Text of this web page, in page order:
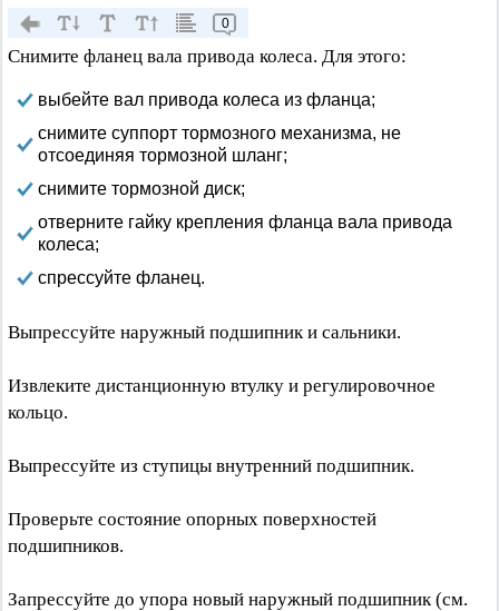
0
Снимите фланец вала привода колеса. Для этого:
выбейте вал привода колеса из фланца;
снимите суппорт тормозного механизма, не
отсоединяя тормозной шланг;
снимите тормозной диск;
отверните гайку крепления фланца вала привода
колеса;
спрессуйте фланец.
Выпрессуйте наружный подшипник и сальники.
Извлеките дистанционную втулку и регулировочное
кольцо.
Выпрессуйте из ступицы внутренний подшипник.
Проверьте состояние опорных поверхностей
подшипников.
Запрессуйте до упора новый наружный подшипник (см.